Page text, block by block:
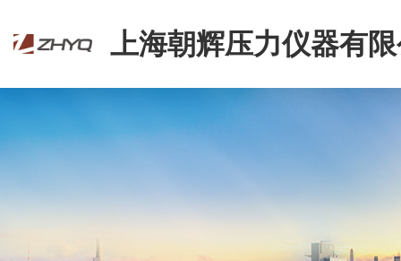
上海朝辉压力仪器有